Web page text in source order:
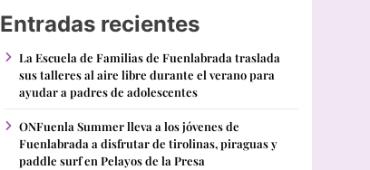
Entradas recientes
La Escuela de Familias de Fuenlabrada traslada
sus talleres al aire libre durante el verano para
ayudar a padres de adolescentes
ONFuenla Summer lleva a los jóvenes de
Fuenlabrada a disfrutar de tirolinas, piraguas y
paddle surf en Pelayos de la Presa